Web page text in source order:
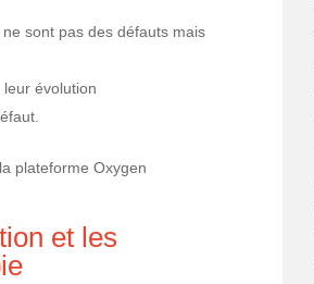
sont pas des défauts mais
évolution
plateforme Oxygen
et les